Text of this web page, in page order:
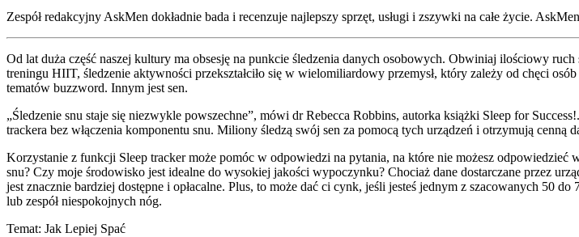
Zespół redakcyjny AskMen dokładnie bada i recenzuje najlepszy sprzęt, usługi i zszywki na całe życie.
Od lat duża część naszej kultury ma obsesję na punkcie śledzenia danych osobowych. Obwiniaj ilościowy
treningu HIIT, śledzenie aktywności przekształciło się w wielomiliardowy przemysł, który zależy od chęci
tematów buzzword. Innym jest sen.
„Śledzenie snu staje się niezwykle powszechne”, mówi dr Rebecca Robbins, autorka książki Sleep for
trackera bez włączenia komponentu snu. Miliony śledzą swój sen za pomocą tych urządzeń i otrzymują cenną
Korzystanie z funkcji Sleep tracker może pomóc w odpowiedzi na pytania, na które nie możesz
snu? Czy moje środowisko jest idealne do wysokiej jakości wypoczynku? Chociaż dane dostarczane przez
jest znacznie bardziej dostępne i opłacalne. Plus, to może dać ci cynk, jeśli jesteś jednym z szacowanych 50
lub zespół niespokojnych nóg.
Temat: Jak Lepiej Spać